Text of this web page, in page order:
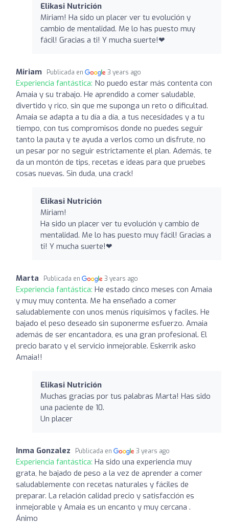
Elikasi Nutrición
Miriam! Ha sido un placer ver tu evolución y
cambio de mentalidad. Me lo has puesto muy
fácil! Gracias a ti! Y mucha suerte!❤
Miriam Publicada en 3 years ago
Experiencia fantástica: No puedo estar más contenta con
Amaia y su trabajo. He aprendido a comer saludable,
divertido y rico, sin que me suponga un reto o dificultad.
Amaia se adapta a tu día a día, a tus necesidades y a tu
tiempo, con tus compromisos donde no puedes seguir
tanto la pauta y te ayuda a verlos como un disfrute, no
un pesar por no seguir estrictamente el plan. Además, te
da un montón de tips, recetas e ideas para que pruebes
cosas nuevas. Sin duda, una crack!
Elikasi Nutrición
Miriam!
Ha sido un placer ver tu evolución y cambio de
mentalidad. Me lo has puesto muy fácil! Gracias a
ti! Y mucha suerte!❤
Marta Publicada en 3 years ago
Experiencia fantástica: He estado cinco meses con Amaia
y muy muy contenta. Me ha enseñado a comer
saludablemente con unos menús riquísimos y faciles. He
bajado el peso deseado sin suponerme esfuerzo. Amaia
además de ser encantadora, es una gran profesional. El
precio barato y el servicio inmejorable. Eskerrik asko
Amaia!!
Elikasi Nutrición
Muchas gracias por tus palabras Marta! Has sido
una paciente de 10.
Un placer
Inma Gonzalez Publicada en 3 years ago
Experiencia fantástica: Ha sido una experiencia muy
grata, he bajado de peso a la vez de aprender a comer
saludablemente con recetas naturales y fáciles de
preparar. La relación calidad precio y satisfacción es
inmejorable y Amaia es un encanto y muy cercana .
Ánimo